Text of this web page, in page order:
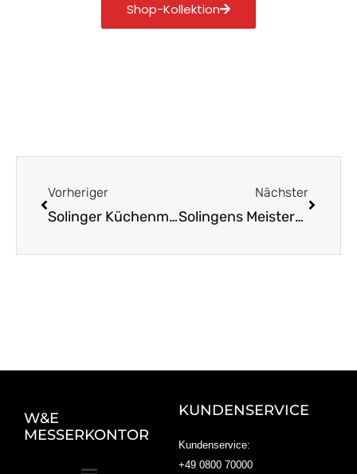
Shop-Kollektion
Vorheriger
Solinger Küchenmesser: Tradition trifft auf Moderne
Nächster
Solingens Meisterwerke: Die besten Küchenmesser entdecken
W&E
MESSERKONTOR
KUNDENSERVICE
Kundenservice:
+49 0800 70000